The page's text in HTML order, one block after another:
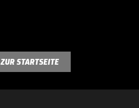
ZUR STARTSEITE